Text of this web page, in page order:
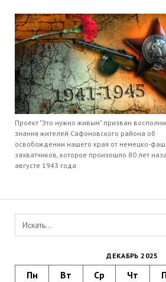
Проект "Это нужно живым" призван
знания жителей Сафоновского района об
освобождении нашего края от немецко-
захватчиков, которое произошло 80 лет
августе 1943 года.
ДЕКАБРЬ 2025
Пн Вт Ср Чт